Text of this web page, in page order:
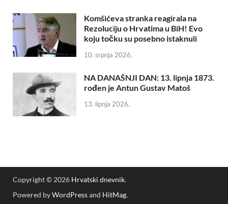
Komšićeva stranka reagirala na
Rezoluciju o Hrvatima u BiH! Evo
koju točku su posebno istaknuli
10. srpnja 2026.
NA DANAŠNJI DAN: 13. lipnja 1873.
rođen je Antun Gustav Matoš
13. lipnja 2026.
Copyright © 2026 Hrvatski dnevnik.
Powered byWordPressand HitMag.